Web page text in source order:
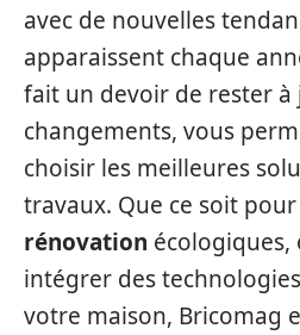
avec de nouvelles
apparaissent chaque
fait un devoir de rester à
changements, vous
choisir les meilleures
travaux. Que ce soit
rénovation écologiques,
intégrer des
votre maison, Bricomag